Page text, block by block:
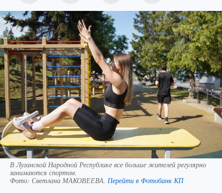
В Луганской Народной Республике все больше жителей регулярно
занимаются спортом.
Фото: Светлана МАКОВЕЕВА. Перейти в Фотобанк КП